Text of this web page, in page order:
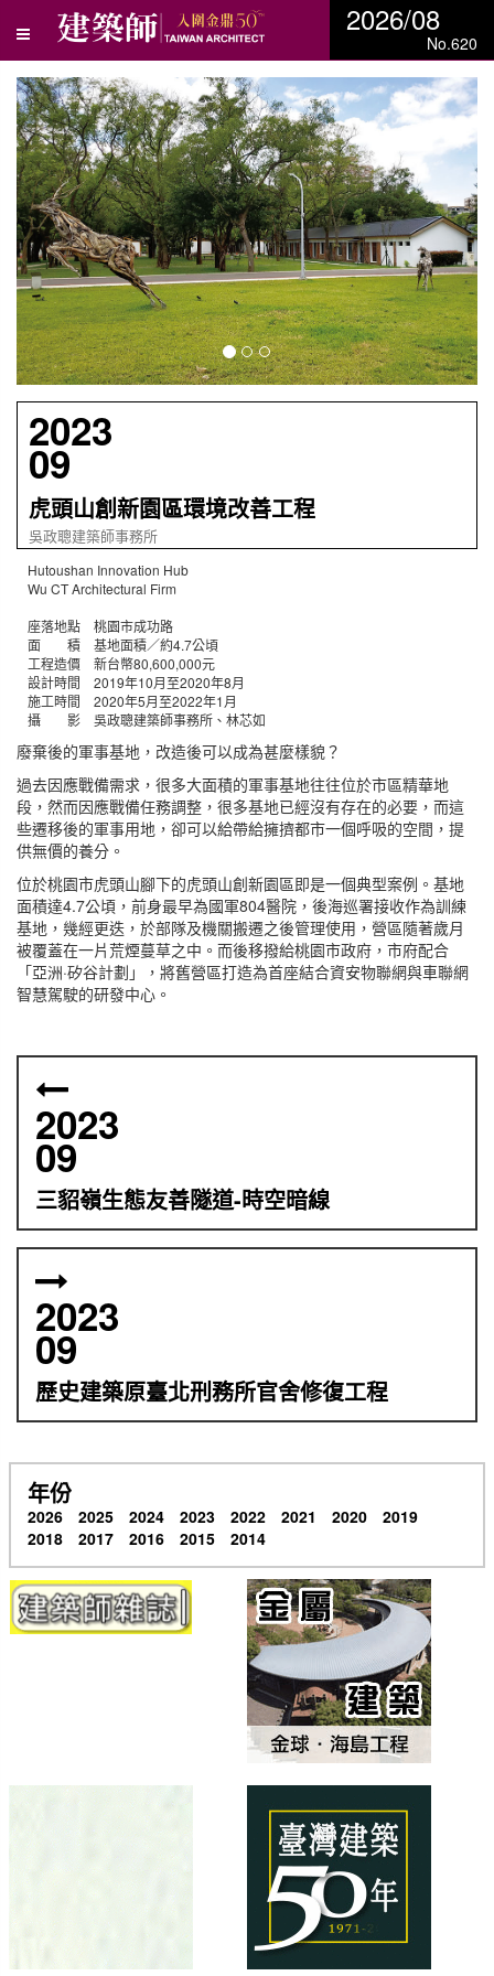
2026/08
No.620
N
e
x
t
2023
09
虎頭山創新園區環境改善工程
吳政聰建築師事務所
Hutoushan Innovation Hub
Wu CT Architectural Firm
座落地點 桃園市成功路
面 積 基地面積／約4.7公頃
工程造價 新台幣80,600,000元
設計時間 2019年10月至2020年8月
施工時間 2020年5月至2022年1月
攝 影 吳政聰建築師事務所、林芯如
廢棄後的軍事基地，改造後可以成為甚麼樣貌？
過去因應戰備需求，很多大面積的軍事基地往往位於市區精華地
段，然而因應戰備任務調整，很多基地已經沒有存在的必要，而這
些遷移後的軍事用地，卻可以給帶給擁擠都市一個呼吸的空間，提
供無價的養分。
位於桃園市虎頭山腳下的虎頭山創新園區即是一個典型案例。基地
面積達4.7公頃，前身最早為國軍804醫院，後海巡署接收作為訓練
基地，幾經更迭，於部隊及機關搬遷之後管理使用，營區隨著歲月
被覆蓋在一片荒煙蔓草之中。而後移撥給桃園市政府，市府配合
「亞洲·矽谷計劃」，將舊營區打造為首座結合資安物聯網與車聯網
智慧駕駛的研發中心。
2023
09
三貂嶺生態友善隧道-時空暗線
2023
09
歷史建築原臺北刑務所官舍修復工程
年份
2026 2025 2024 2023 2022 2021 2020
2019
2018
2017 2016 2015 2014